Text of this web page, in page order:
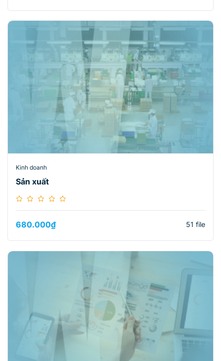
Kinh doanh
Sản xuất
680.000₫ 51 file